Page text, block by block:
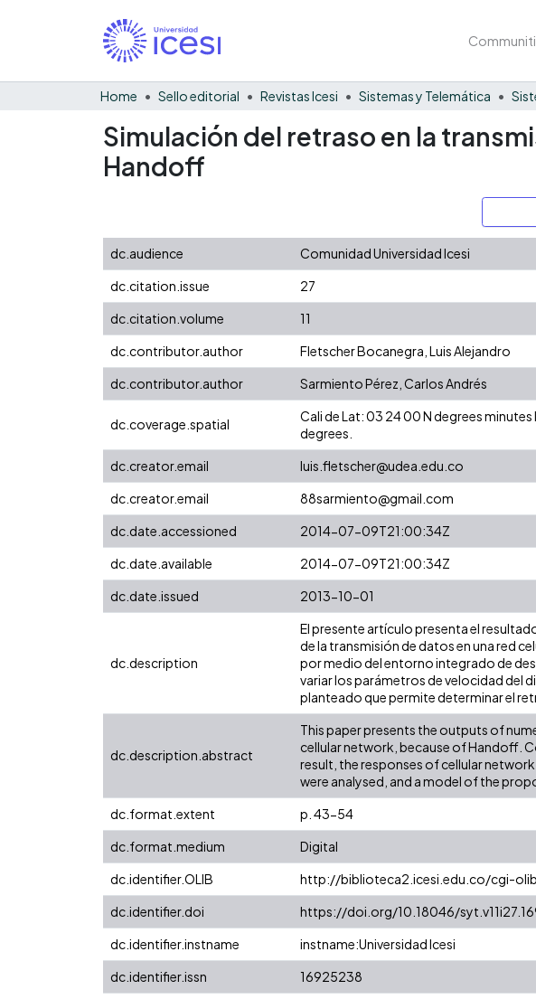
Home Sello editorial Revistas Icesi Sistemas y Telemática
Simulación del retraso en la
Handoff
dc.audience Comunidad Universidad Icesi
dc.citation.issue
27
dc.citation.volume
11
dc.contributor.author
Fletscher Bocanegra, Luis Alejandro
dc.contributor.author
Sarmiento Pérez, Carlos Andrés
dc.coverage.spatial
Cali de Lat: 03 24 00 N degrees
degrees.
dc.creator.email luis.fletscher@udea.edu.co
dc.creator.email
88sarmiento@gmail.com
dc.date.accessioned
2014-07-09T21:00:34Z
dc.date.available
2014-07-09T21:00:34Z
dc.date.issued
2013-10-01
dc.description
El presente artículo presenta el
de la transmisión de datos en una red
por medio del entorno integrado de
variar los parámetros de velocidad del
planteado que permite determinar el
dc.description.abstract
This paper presents the outputs of
cellular network, because of Handoff.
result, the responses of cellular
were analysed, and a model of the
dc.format.extent p. 43-54
dc.format.medium
Digital
dc.identifier.OLIB
http://biblioteca2.icesi.edu.co/cgi-
dc.identifier.doi
https://doi.org/10.18046/
dc.identifier.instname
instname:Universidad Icesi
dc.identifier.issn
16925238